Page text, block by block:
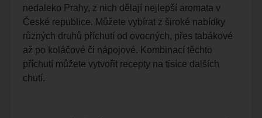
nedaleko Prahy, z nich dělají nejlepší aromata v
České republice. Můžete vybírat z široké nabídky
různých druhů příchutí od ovocných, přes tabákové
až po koláčové či nápojové. Kombinací těchto
příchutí můžete vytvořit recepty na tisíce dalších
chutí.